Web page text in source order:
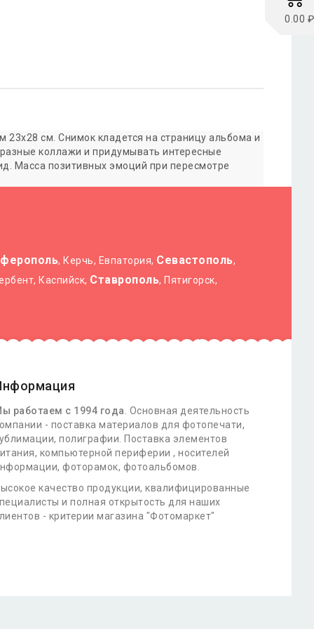
см. Снимок кладется на страницу альбома и
коллажи и придумывать интересные
Масса позитивных эмоций при пересмотре
, Керчь, Евпатория, Севастополь,
Каспийск, Ставрополь, Пятигорск,
работаем с 1994 года . Основная деятельность
- поставка материалов для фотопечати,
полиграфии. Поставка элементов
компьютерной периферии , носителей
фоторамок, фотоальбомов.
качество продукции, квалифицированные
и полная открытость для наших
- критерии магазина "Фотомаркет"
0.00 ₽